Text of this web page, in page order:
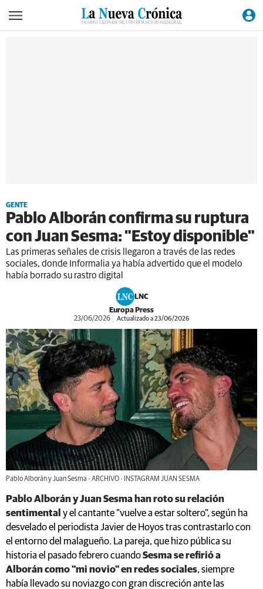
GENTE
Pablo Alborán confirma su ruptura
con Juan Sesma: "Estoy disponible"
Las primeras señales de crisis llegaron a través de las redes
sociales, donde Informalia ya había advertido que el modelo
había borrado su rastro digital
LNC
Europa Press
23/06/2026 Actualizado a 23/06/2026
Pablo Alborán y Juan Sesma - ARCHIVO - INSTAGRAM JUAN SESMA
Pablo Alborán y Juan Sesma han roto su relación
sentimental y el cantante "vuelve a estar soltero", según ha
desvelado el periodista Javier de Hoyos tras contrastarlo con
el entorno del malagueño. La pareja, que hizo pública su
historia el pasado febrero cuandoSesma se refirió a
Alborán como "mi novio" en redes sociales, siempre
había llevado su noviazgo con gran discreción ante las